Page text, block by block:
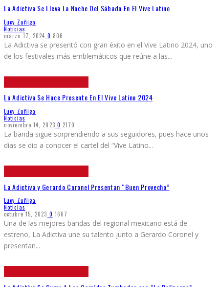
La Adictiva Se Lleva La Noche Del Sábado En El Vive Latino
Lucy Zuñiga
Noticias
marzo 17, 2024 0 806
La Adictiva se presentó con gran éxito en el Vive Latino 2024, uno
de los festivales más emblemáticos que reúne a las...
La Adictiva Se Hace Presente En El Vive Latino 2024
Lucy Zuñiga
Noticias
noviembre 14, 2023 0 2170
La banda sigue sorprendiendo a sus seguidores, pues hace unos
días se dio a conocer el cartel del “Vive Latino...
La Adictiva y Gerardo Coronel Presentan “Buen Provecho”
Lucy Zuñiga
Noticias
octubre 15, 2023 0 1667
Una de las mejores bandas del regional mexicano está de
estreno, La Adictiva une su talento junto a Gerardo Coronel y
presentan...